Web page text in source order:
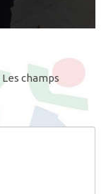
Les champs